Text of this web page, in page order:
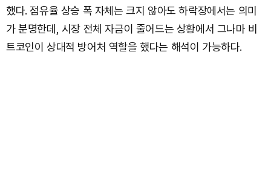
했다. 점유율 상승 폭 자체는 크지 않아도 하락장에서는 의미
가 분명한데, 시장 전체 자금이 줄어드는 상황에서 그나마 비
트코인이 상대적 방어처 역할을 했다는 해석이 가능하다.